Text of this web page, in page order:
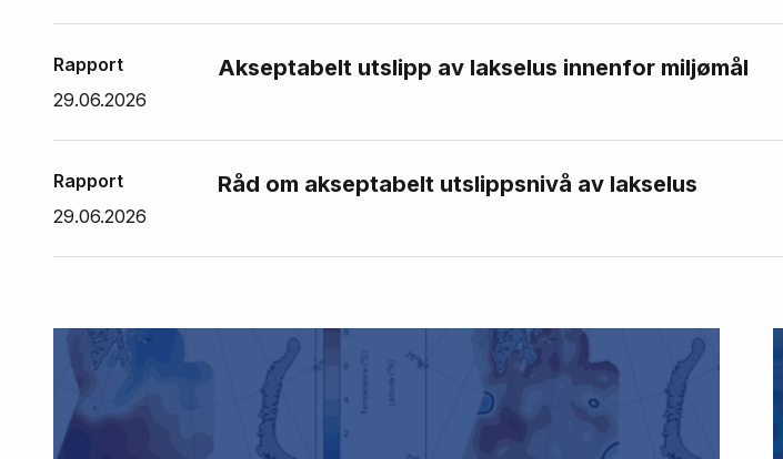
Rapport
29.06.2026
Akseptabelt utslipp av lakselus innenfor miljømål
Rapport
29.06.2026
Råd om akseptabelt utslippsnivå av lakselus